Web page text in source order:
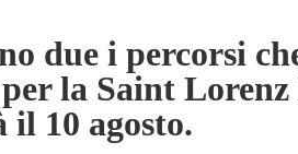
due i percorsi
per la Saint
il 10 agosto.